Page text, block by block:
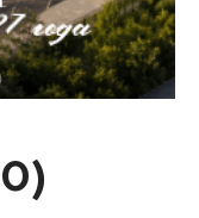
0)